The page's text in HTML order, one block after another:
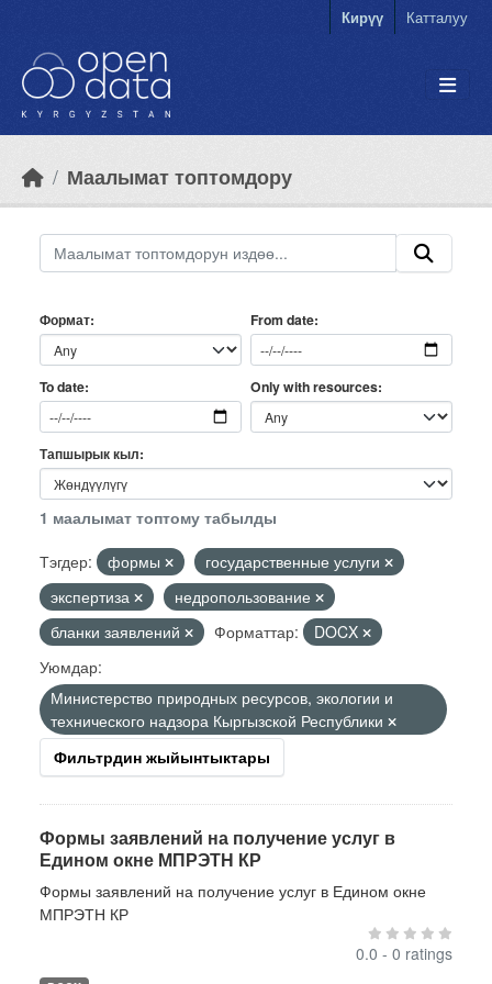
Кирүү Катталуу
Маалымат топтомдору
Формат From date
To date Only with resources
Тапшырык кыл
1 маалымат топтому табылды
Тэгдер:
формы
государственные услуги
экспертиза
недропользование
бланки заявлений
Форматтар:
DOCX
Уюмдар:
Министерство природных ресурсов, экологии и
технического надзора Кыргызской Республики
Фильтрдин жыйынтыктары
Формы заявлений на получение услуг в
Едином окне МПРЭТН КР
Формы заявлений на получение услуг в Едином окне
МПРЭТН КР
0.0 - 0 ratings